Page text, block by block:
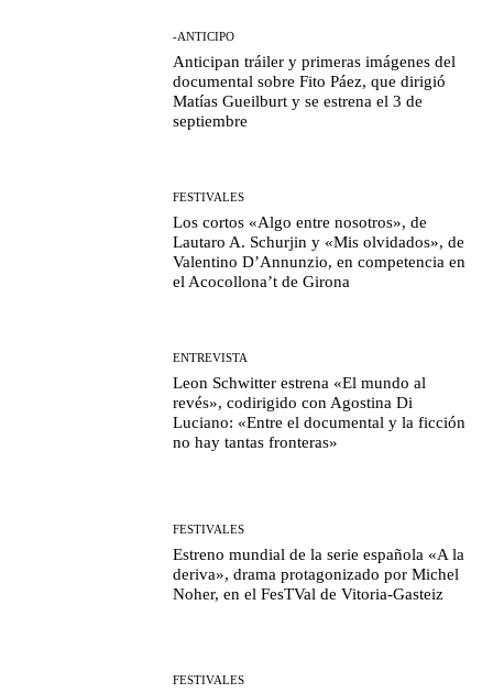
-ANTICIPO
Anticipan tráiler y primeras imágenes del
documental sobre Fito Páez, que dirigió
Matías Gueilburt y se estrena el 3 de
septiembre
FESTIVALES
Los cortos «Algo entre nosotros», de
Lautaro A. Schurjin y «Mis olvidados», de
Valentino D’Annunzio, en competencia en
el Acocollona’t de Girona
ENTREVISTA
Leon Schwitter estrena «El mundo al
revés», codirigido con Agostina Di
Luciano: «Entre el documental y la ficción
no hay tantas fronteras»
FESTIVALES
Estreno mundial de la serie española «A la
deriva», drama protagonizado por Michel
Noher, en el FesTVal de Vitoria-Gasteiz
FESTIVALES